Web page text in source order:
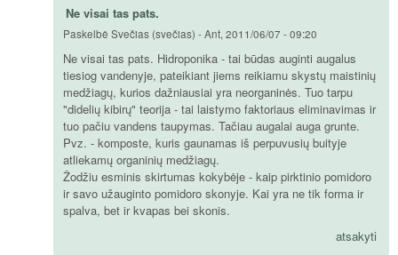
Ne visai tas pats.
Paskelbė Svečias (svečias) -Ant, 2011/06/07 - 09:20
Ne visai tas pats. Hidroponika - tai būdas auginti augalus
tiesiog vandenyje, pateikiant jiems reikiamu skystų maistinių
medžiagų, kurios dažniausiai yra neorganinės. Tuo tarpu
"didelių kibirų" teorija - tai laistymo faktoriaus eliminavimas ir
tuo pačiu vandens taupymas. Tačiau augalai auga grunte.
Pvz. - komposte, kuris gaunamas iš perpuvusių buityje
atliekamų organinių medžiagų.
Žodžiu esminis skirtumas kokybėje - kaip pirktinio pomidoro
ir savo užauginto pomidoro skonyje. Kai yra ne tik forma ir
spalva, bet ir kvapas bei skonis.
atsakyti